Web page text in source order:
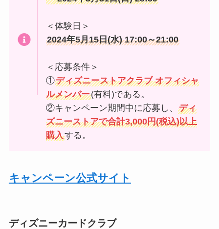
＜体験日＞
2024年5月15日(水) 17:00～21:00
＜応募条件＞
①ディズニーストアクラブ オフィシャ
ルメンバー(有料)である。
②キャンペーン期間中に応募し、ディ
ズニーストアで合計3,000円(税込)以上
購入する。
キャンペーン公式サイト
ディズニーカードクラブ